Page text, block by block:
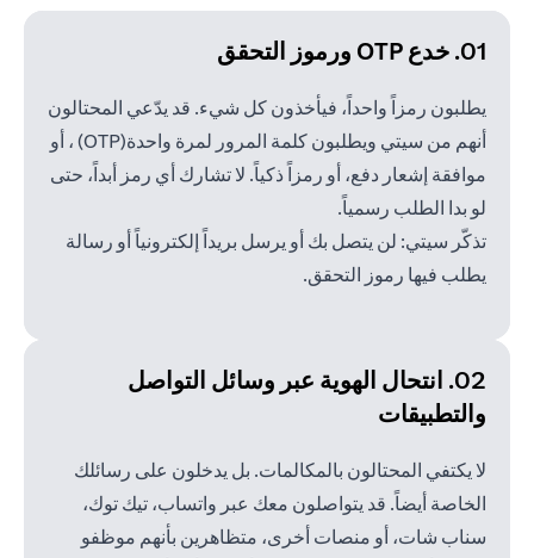
01. خدع OTP ورموز التحقق
يطلبون رمزاً واحداً، فيأخذون كل شيء. قد يدّعي المحتالون
أنهم من سيتي ويطلبون كلمة المرور لمرة واحدة(OTP) ، أو
موافقة إشعار دفع، أو رمزاً ذكياً. لا تشارك أي رمز أبداً، حتى
لو بدا الطلب رسمياً.
تذكّر سيتي: لن يتصل بك أو يرسل بريداً إلكترونياً أو رسالة
يطلب فيها رموز التحقق.
02. انتحال الهوية عبر وسائل
التواصل
والتطبيقات
لا يكتفي المحتالون بالمكالمات. بل يدخلون على رسائلك
الخاصة أيضاً. قد يتواصلون معك عبر واتساب، تيك توك،
سناب شات، أو منصات أخرى، متظاهرين بأنهم موظفو